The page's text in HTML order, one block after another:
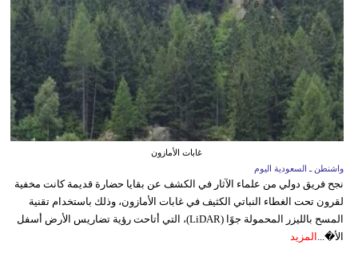
غابات الأمازون
واشنطن ـ السعودية اليوم
نجح فريق دولي من علماء الآثار في الكشف عن بقايا حضارة قديمة كانت مخفية
لقرون تحت الغطاء النباتي الكثيف في غابات الأمازون، وذلك باستخدام تقنية
المسح بالليزر المحمولة جوًا (LiDAR)، التي أتاحت رؤية تضاريس الأرض أسفل
الأ�... المزيد